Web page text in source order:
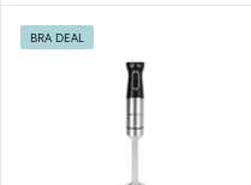
BRA DEAL